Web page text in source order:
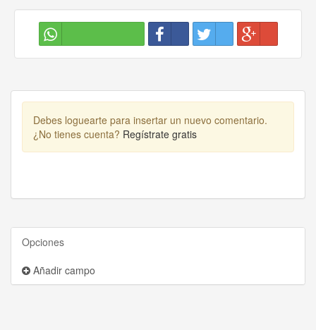
Debes loguearte para insertar un nuevo comentario.
¿No tienes cuenta? Regístrate gratis
Opciones
Añadir campo